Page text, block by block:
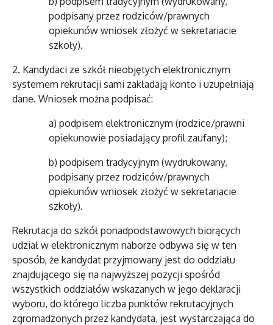
podpisany przez rodziców/prawnych
opiekunów wniosek złożyć w sekretariacie
szkoły).
2. Kandydaci ze szkół nieobjętych elektronicznym
systemem rekrutacji sami zakładają konto i uzupełniają
dane. Wniosek można podpisać:
a) podpisem elektronicznym (rodzice/prawni
opiekunowie posiadający profil zaufany);
b) podpisem tradycyjnym (wydrukowany,
podpisany przez rodziców/prawnych
opiekunów wniosek złożyć w sekretariacie
szkoły).
Rekrutacja do szkół ponadpodstawowych biorących
udział w elektronicznym naborze odbywa się w ten
sposób, że kandydat przyjmowany jest do oddziału
znajdującego się na najwyższej pozycji spośród
wszystkich oddziałów wskazanych w jego deklaracji
wyboru, do którego liczba punktów rekrutacyjnych
zgromadzonych przez kandydata, jest wystarczająca do